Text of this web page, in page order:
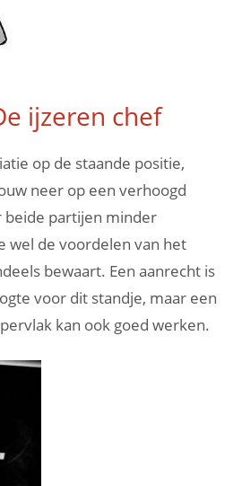
ijzeren chef
op de staande positie,
neer op een verhoogd
beide partijen minder
wel de voordelen van het
bewaart. Een aanrecht is
voor dit standje, maar een
kan ook goed werken.